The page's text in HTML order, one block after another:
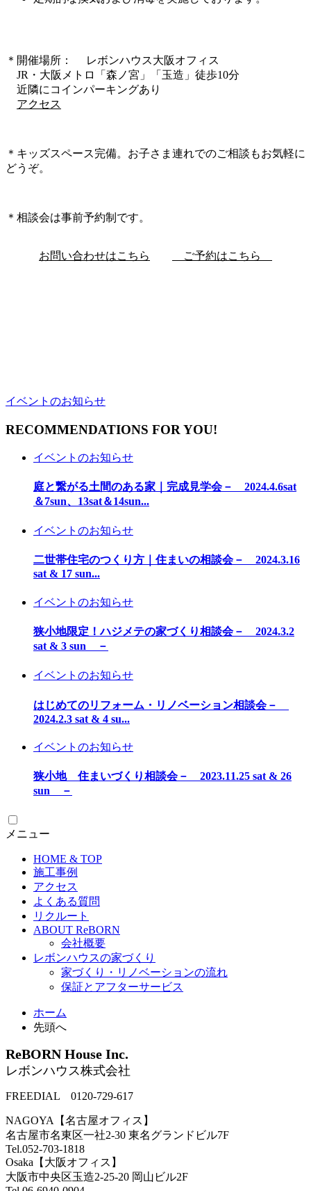
＊開催場所： レボンハウス大阪オフィス
JR・大阪メトロ「森ノ宮」「玉造」徒歩10分
近隣にコインパーキングあり
アクセス
＊キッズスペース完備。お子さま連れでのご相談もお気軽に
どうぞ。
＊相談会は事前予約制です。
お問い合わせはこちら ご予約はこちら
イベントのお知らせ
RECOMMENDATIONS FOR YOU!
イベントのお知らせ
庭と繋がる土間のある家｜完成見学会－ 2024.4.6sat
＆7sun、13sat＆14sun...
イベントのお知らせ
二世帯住宅のつくり方｜住まいの相談会－ 2024.3.16
sat & 17 sun...
イベントのお知らせ
狭小地限定！ハジメテの家づくり相談会－ 2024.3.2
sat & 3 sun －
イベントのお知らせ
はじめてのリフォーム・リノベーション相談会－
2024.2.3 sat & 4 su...
イベントのお知らせ
狭小地 住まいづくり相談会－ 2023.11.25 sat & 26
sun －
メニュー
HOME & TOP
施工事例
アクセス
よくある質問
リクルート
ABOUT ReBORN
会社概要
レボンハウスの家づくり
家づくり・リノベーションの流れ
保証とアフターサービス
ホーム
先頭へ
ReBORN House Inc.
レボンハウス株式会社
FREEDIAL 0120-729-617
NAGOYA【名古屋オフィス】
名古屋市名東区一社2-30 東名グランドビル7F
Tel.052-703-1818
Osaka【大阪オフィス】
大阪市中央区玉造2-25-20 岡山ビル2F